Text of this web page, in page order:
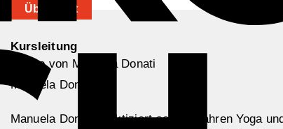
Übersicht
Kursleitung
Manuela Donati
Manuela Donati praktiziert seit 20 Jahren Yoga